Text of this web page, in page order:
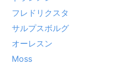
フレドリクスタ
サルプスボルグ
オーレスン
Moss